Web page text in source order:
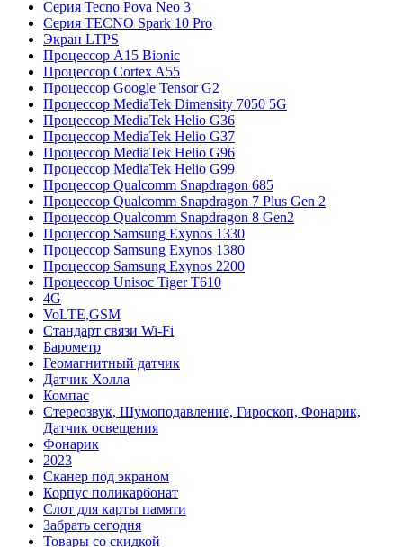
Серия Tecno Pova Neo 3
Серия TECNO Spark 10 Pro
Экран LTPS
Процессор A15 Bionic
Процессор Cortex A55
Процессор Google Tensor G2
Процессор MediaTek Dimensity 7050 5G
Процессор MediaTek Helio G36
Процессор MediaTek Helio G37
Процессор MediaTek Helio G96
Процессор MediaTek Helio G99
Процессор Qualcomm Snapdragon 685
Процессор Qualcomm Snapdragon 7 Plus Gen 2
Процессор Qualcomm Snapdragon 8 Gen2
Процессор Samsung Exynos 1330
Процессор Samsung Exynos 1380
Процессор Samsung Exynos 2200
Процессор Unisoc Tiger T610
4G
VoLTE,GSM
Cтандарт связи Wi-Fi
Барометр
Геомагнитный датчик
Датчик Холла
Компас
Стереозвук, Шумоподавление, Гироскоп, Фонарик,
Датчик освещения
Фонарик
2023
Сканер под экраном
Корпус поликарбонат
Слот для карты памяти
Забрать сегодня
Товары со скидкой